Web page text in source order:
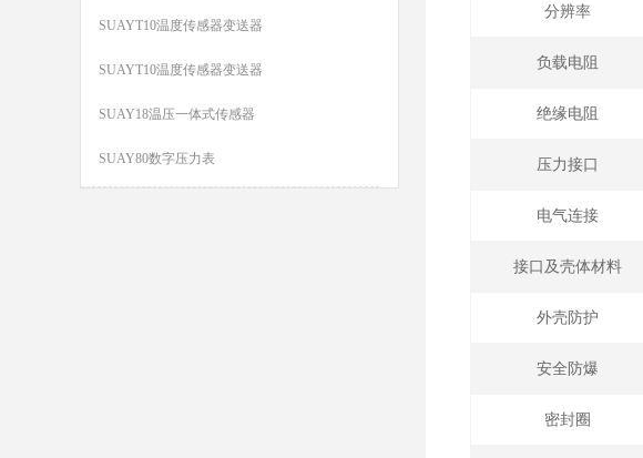
分辨率
负载电阻
绝缘电阻
压力接口
电气连接
接口及壳体材料
外壳防护
安全防爆
密封圈
SUAYT10温度传感器变送器
SUAYT10温度传感器变送器
SUAY18温压一体式传感器
SUAY80数字压力表